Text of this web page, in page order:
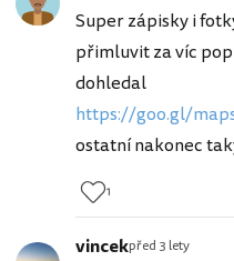
Super zápisky i
přimluvit za víc
dohledal
https://goo.gl/
ostatní nakonec
1
vincekpřed 3 lety